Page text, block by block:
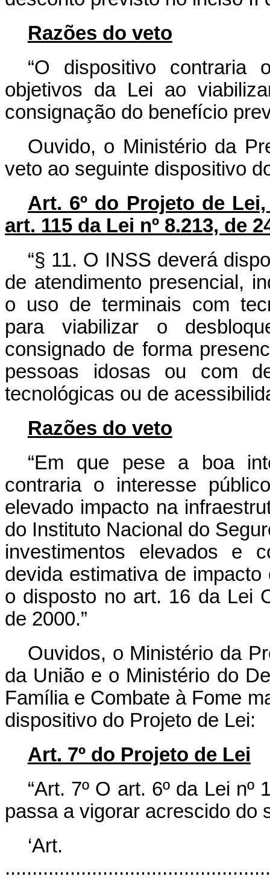
Razões do veto
“O dispositivo contraria
objetivos da Lei ao
consignação do benefício
Ouvido, o Ministério da
veto ao seguinte dispositivo
Art. 6º do Projeto de
art. 115 da Lei nº 8.213, de
“§ 11. O INSS deverá
de atendimento presencial,
o uso de terminais com
para viabilizar o
consignado de forma
pessoas idosas ou com
tecnológicas ou de
Razões do veto
“Em que pese a boa
contraria o interesse
elevado impacto na
do Instituto Nacional do
investimentos elevados e
devida estimativa de
o disposto no art. 16 da Lei
de 2000.”
Ouvidos, o Ministério da
da União e o Ministério do
Família e Combate à Fome
dispositivo do Projeto de Lei:
Art. 7º do Projeto de Lei
“Art. 7º O art. 6º da Lei
passa a vigorar acrescido do